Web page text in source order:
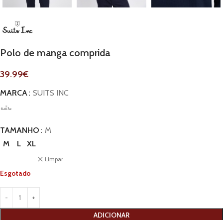
Polo de manga comprida
39.99€
MARCA SUITS INC
TAMANHO
M
M
L XL
Limpar
Esgotado
ADICIONAR